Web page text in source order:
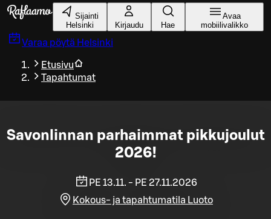
Siirry pääsisältöön
Sijainti
Helsinki
Kirjaudu Hae
Avaa
mobiilivalikko
Varaa pöytä Helsinki
Etusivu
Tapahtumat
Savonlinnan parhaimmat pikkujoulut
2026!
PE 13.11. - PE 27.11.2026
Kokous- ja tapahtumatila Luoto